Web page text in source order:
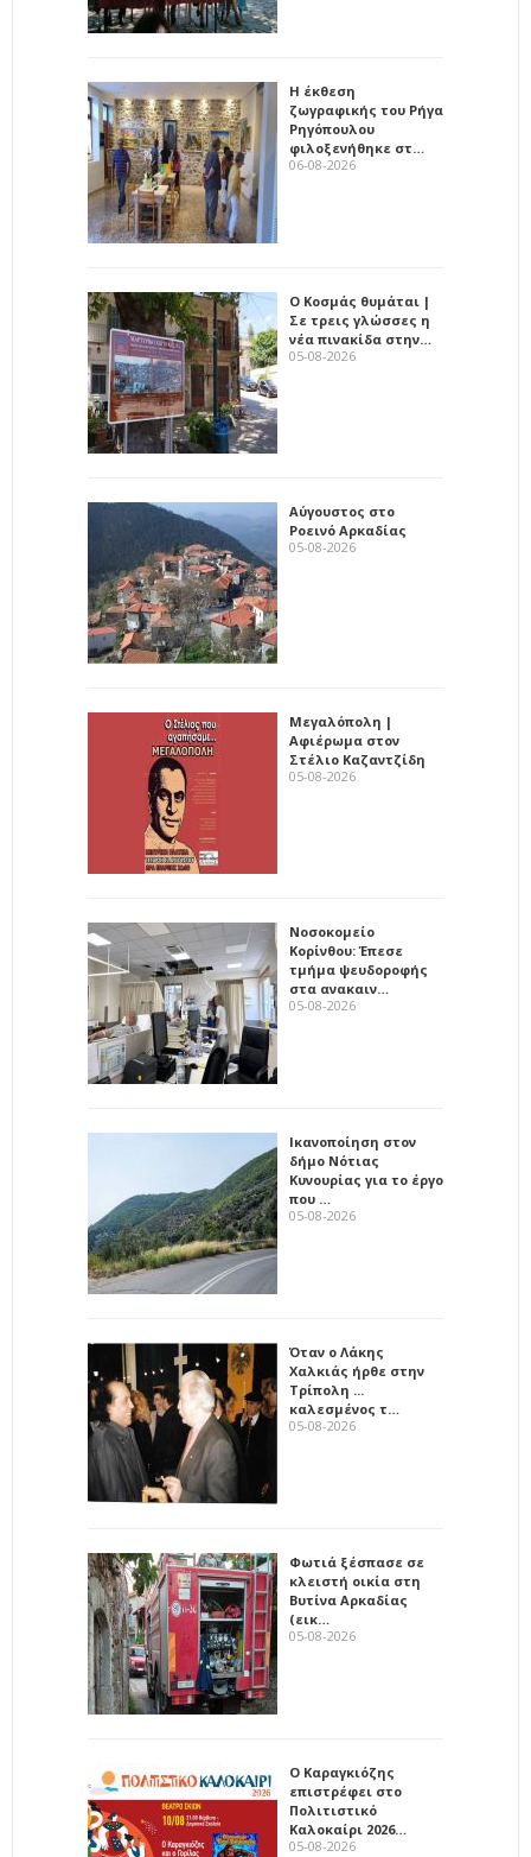
Η έκθεση
ζωγραφικής του Ρήγα
Ρηγόπουλου
φιλοξενήθηκε στ…
06-08-2026
Ο Κοσμάς θυμάται |
Σε τρεις γλώσσες η
νέα πινακίδα στην…
05-08-2026
Αύγουστος στο
Ροεινό Αρκαδίας
05-08-2026
Μεγαλόπολη |
Αφιέρωμα στον
Στέλιο Καζαντζίδη
05-08-2026
Νοσοκομείο
Κορίνθου: Έπεσε
τμήμα ψευδοροφής
στα ανακαιν…
05-08-2026
Ικανοποίηση στον
δήμο Νότιας
Κυνουρίας για το έργο
που …
05-08-2026
Όταν ο Λάκης
Χαλκιάς ήρθε στην
Τρίπολη ...
καλεσμένος τ…
05-08-2026
Φωτιά ξέσπασε σε
κλειστή οικία στη
Βυτίνα Αρκαδίας
(εικ…
05-08-2026
Ο Καραγκιόζης
επιστρέφει στο
Πολιτιστικό
Καλοκαίρι 2026…
05-08-2026